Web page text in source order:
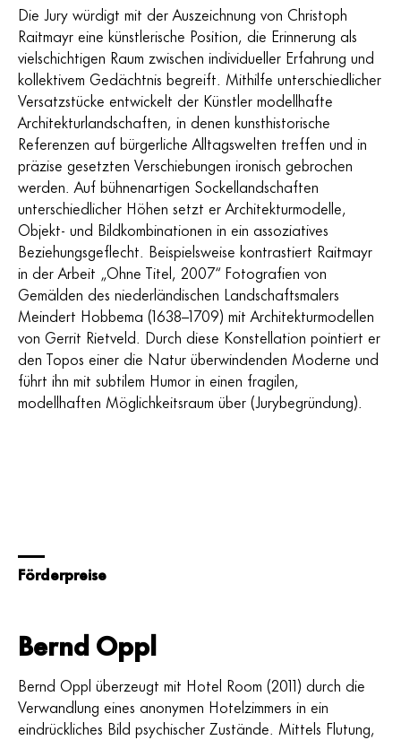
Die Jury würdigt mit der Auszeichnung von Christoph
Raitmayr eine künstlerische Position, die Erinnerung als
vielschichtigen Raum zwischen individueller Erfahrung und
kollektivem Gedächtnis begreift. Mithilfe unterschiedlicher
Versatzstücke entwickelt der Künstler modellhafte
Architekturlandschaften, in denen kunsthistorische
Referenzen auf bürgerliche Alltagswelten treffen und in
präzise gesetzten Verschiebungen ironisch gebrochen
werden. Auf bühnenartigen Sockellandschaften
unterschiedlicher Höhen setzt er Architekturmodelle,
Objekt- und Bildkombinationen in ein assoziatives
Beziehungsgeflecht. Beispielsweise kontrastiert Raitmayr
in der Arbeit „Ohne Titel, 2007“ Fotografien von
Gemälden des niederländischen Landschaftsmalers
Meindert Hobbema (1638–1709) mit Architekturmodellen
von Gerrit Rietveld. Durch diese Konstellation pointiert er
den Topos einer die Natur überwindenden Moderne und
führt ihn mit subtilem Humor in einen fragilen,
modellhaften Möglichkeitsraum über (Jurybegründung).
Förderpreise
Bernd Oppl
Bernd Oppl überzeugt mit Hotel Room (2011) durch die
Verwandlung eines anonymen Hotelzimmers in ein
eindrückliches Bild psychischer Zustände. Mittels Flutung,